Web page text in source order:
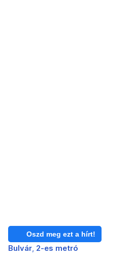
Oszd meg ezt a hírt!
Bulvár 2-es metró